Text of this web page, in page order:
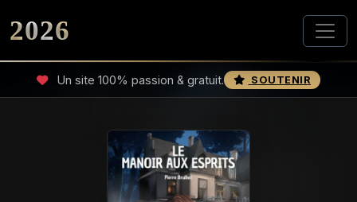
2026
Un site 100% passion & gratuit. SOUTENIR